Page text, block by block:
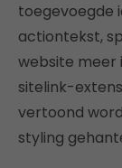
toegevoegde
actiontekst,
website meer
sitelink-
vertoond
styling